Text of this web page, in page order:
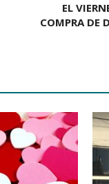
EL
COMPRA DE